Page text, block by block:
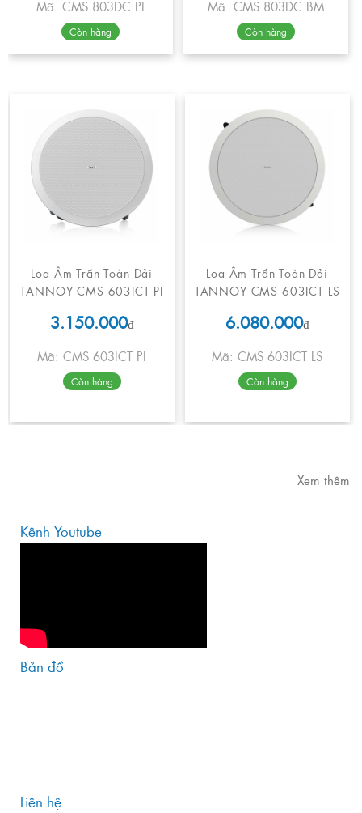
Mã: CMS 803DC PI
Còn hàng
Mã: CMS 803DC BM
Còn hàng
Loa Âm Trần Toàn Dải
TANNOY CMS 603ICT PI
3.150.000₫
Mã: CMS 603ICT PI
Còn hàng
Loa Âm Trần Toàn Dải
TANNOY CMS 603ICT LS
6.080.000₫
Mã: CMS 603ICT LS
Còn hàng
Xem thêm
Kênh Youtube
Bản đồ
Liên hệ